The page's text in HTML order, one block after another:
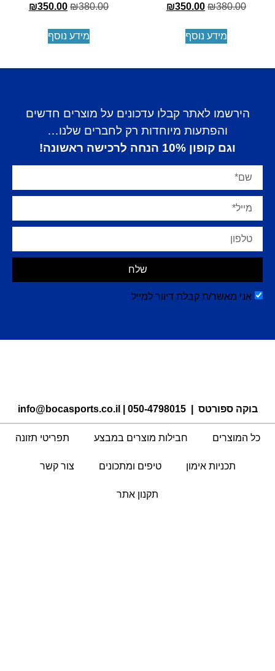
₪380.00
₪350.00
מידע נוסף
₪380.00
₪350.00
מידע נוסף
הירשמו לאתר קבלו עדכונים על מוצרים חדשים
והפתעות מיוחדות רק לחברים שלנו…
וגם קופון 10% הנחה לרכישה ראשונה!
אני מאשר/ת קבלת דיוור למייל
שלח
בוקה ספורטס | 050-4798015
|
info@bocasports.co.il
כל המוצרים חבילות מוצרים במבצע תפריטי תזונה
תכניות אימון טיפים ומתכונים צור קשר
תקנון אתר